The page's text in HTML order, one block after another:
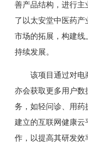
善产品结构，进行主
了以太安堂中医药
市场的拓展，构建线
持续发展。
该项目通过对电商
亦会获取更多用户数
务，如轻问诊、用药
建立的互联网健康云
作，以提高其研发效